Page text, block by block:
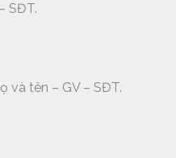
SĐT.
và tên – GV – SĐT.